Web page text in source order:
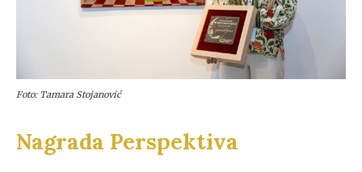
Foto: Tamara Stojanović
Nagrada Perspektiva